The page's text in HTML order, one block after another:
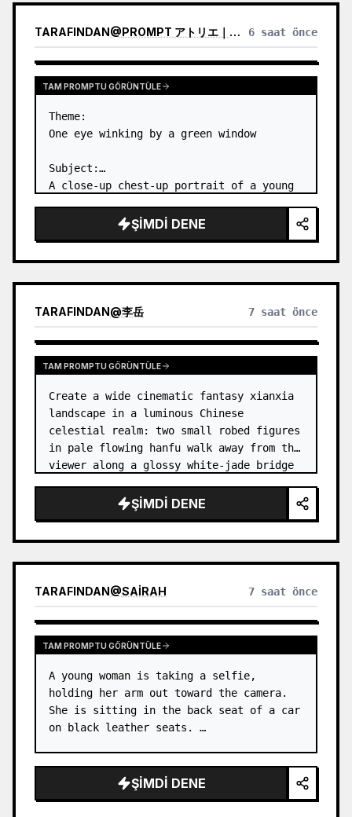
TARAFINDAN@PROMPT アトリエ｜AI画像プロンプト 6 saat önce
TAM PROMPTU GÖRÜNTÜLE
Theme:
One eye winking by a green window
Subject:
A close-up chest-up portrait of a young
leaning her cheek on one hand and
smiling with one eye closed at a wooden
ŞIMDI DENE
TARAFINDAN@李岳 7 saat önce
TAM PROMPTU GÖRÜNTÜLE
Create a wide cinematic fantasy xianxia
landscape in a luminous Chinese
celestial realm: two small robed figures
in pale flowing hanfu walk away from the
viewer along a glossy white-jade bridge
rising from a mirror-still l…
ŞIMDI DENE
TARAFINDAN@SAIRAH 7 saat önce
TAM PROMPTU GÖRÜNTÜLE
A young woman is taking a selfie,
holding her arm out toward the camera.
She is sitting in the back seat of a car
on black leather seats. …
ŞIMDI DENE